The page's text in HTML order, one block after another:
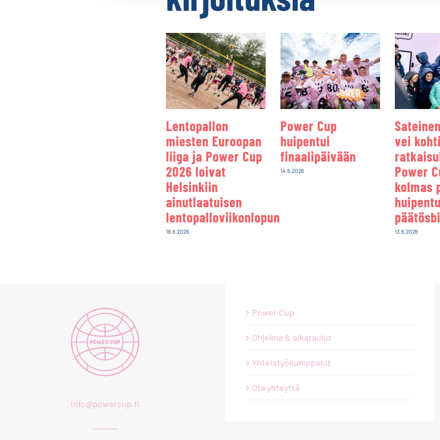
Lentopallon
miesten Euroopan
liiga ja Power Cup
2026 loivat
Helsinkiin
ainutlaatuisen
lentopalloviikonlopun
16.6.2026
Power Cup
huipentui
finaalipäivään
14.6.2026
vei kohti
Power
kolmas
13.6.2026
info@powercup.fi
Power Cup
Ohjelma & aikataulut
Yhteistyökumppanit
Ota yhteyttä